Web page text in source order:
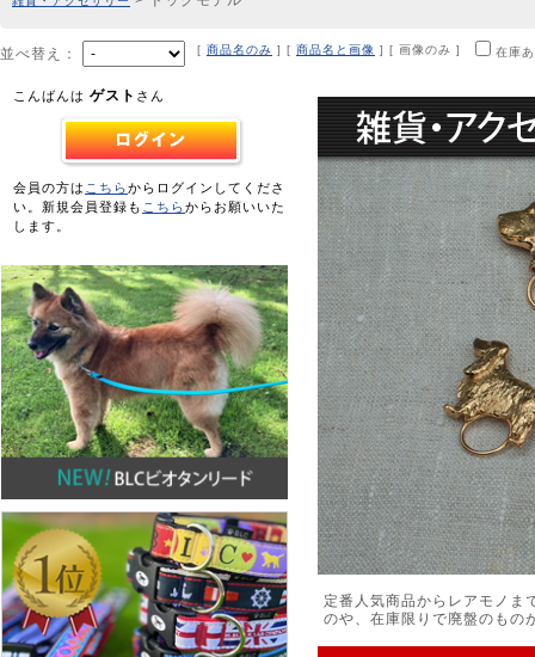
並べ替え： [ 商品名のみ ] [ 商品名と画像 ] [ 画像のみ ] 在庫
定番人気商品からレアモノま
のや、在庫限りで廃盤のもの
こんばんは ゲスト さん
会員の方は こちらからログインしてくださ
い。新規会員登録も こちらからお願いいた
します。